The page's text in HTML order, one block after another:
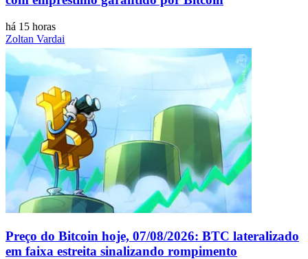
há 15 horas
Zoltan Vardai
Preço do Bitcoin hoje, 07/08/2026: BTC lateralizado
em faixa estreita sinalizando rompimento